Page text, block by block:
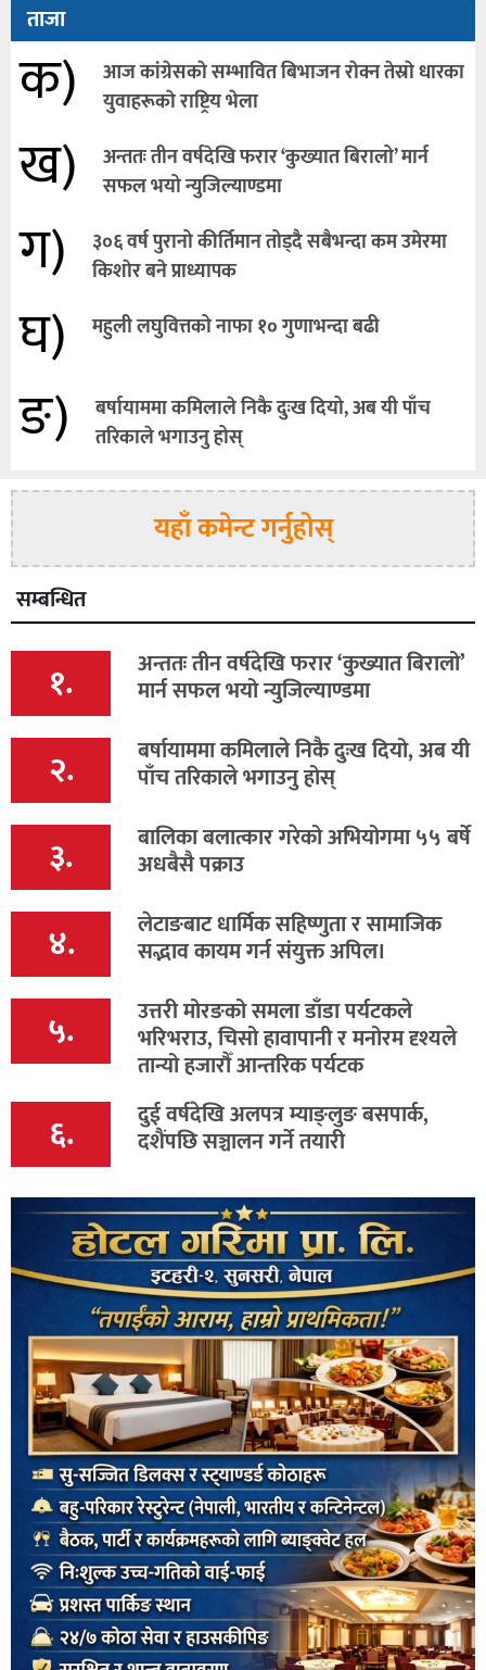
ताजा
क)
आज कांग्रेसकाे सम्भावित बिभाजन राेक्न तेस्राे धारका
युवाहरूकाे राष्ट्रिय भेला
ख)
अन्ततः तीन वर्षदेखि फरार ‘कुख्यात बिरालो’ मार्न
सफल भयो न्युजिल्याण्डमा
ग)
३०६ वर्ष पुरानो कीर्तिमान तोड्दै सबैभन्दा कम उमेरमा
किशाेर बने प्राध्यापक
घ) महुली लघुवित्तको नाफा १० गुणाभन्दा बढी
ङ)
बर्षायाममा कमिलाले निकै दुःख दियो, अब यी पाँच
तरिकाले भगाउनु होस्
यहाँ कमेन्ट गर्नुहोस्
सम्बन्धित
१. अन्ततः तीन वर्षदेखि फरार ‘कुख्यात बिरालो’
मार्न सफल भयो न्युजिल्याण्डमा
२. बर्षायाममा कमिलाले निकै दुःख दियो, अब यी
पाँच तरिकाले भगाउनु होस्
३. बालिका बलात्कार गरेको अभियोगमा ५५ बर्षे
अधबैसै पक्राउ
४. लेटाङबाट धार्मिक सहिष्णुता र सामाजिक
सद्भाव कायम गर्न संयुक्त अपिल।
५. उत्तरी मोरङको समला डाँडा पर्यटकले
भरिभराउ, चिसो हावापानी र मनोरम दृश्यले
तान्यो हजारौँ आन्तरिक पर्यटक
६. दुई वर्षदेखि अलपत्र म्याङ्लुङ बसपार्क,
दशैंपछि सञ्चालन गर्ने तयारी